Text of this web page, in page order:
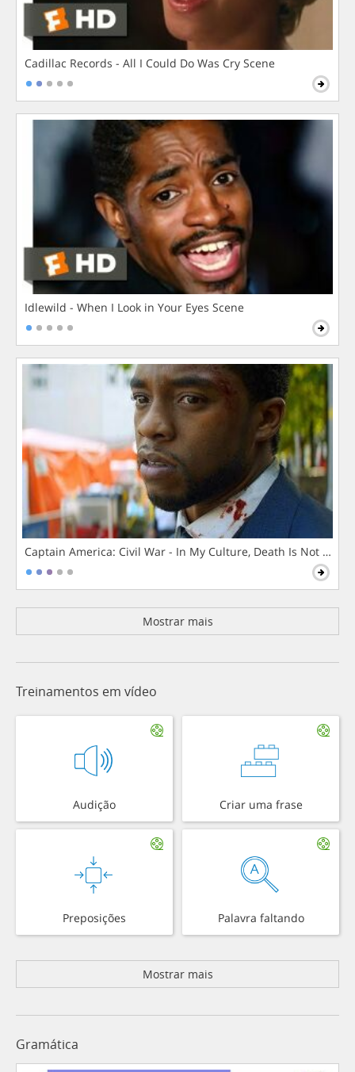
Cadillac Records - All I Could Do Was Cry Scene
Idlewild - When I Look in Your Eyes Scene
Captain America: Civil War - In My Culture, Death Is Not The
Mostrar mais
Treinamentos em vídeo
Audição Criar uma frase
Preposições Palavra faltando
Mostrar mais
Gramática